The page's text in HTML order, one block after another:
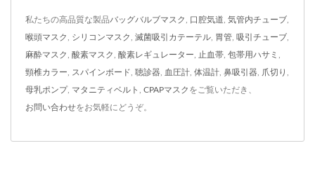
私たちの高品質な製品バッグバルブマスク , 口腔気道, 気管内チューブ,
喉頭マスク , シリコンマスク , 滅菌吸引カテーテル, 胃管, 吸引チューブ,
麻酔マスク , 酸素マスク , 酸素レギュレーター, 止血帯, 包帯用ハサミ ,
頸椎カラー, スパインボード, 聴診器, 血圧計, 体温計, 鼻吸引器, 爪切り ,
母乳ポンプ, マタニティベルト , CPAPマスク をご覧いただき、
お問い合わせをお気軽にどうぞ。